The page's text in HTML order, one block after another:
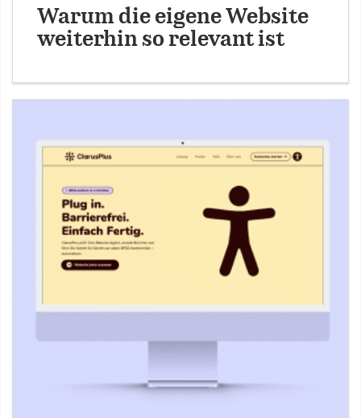
Warum die eigene Website
weiterhin so relevant ist